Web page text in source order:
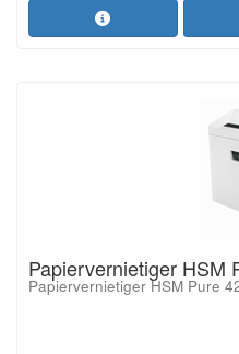
Papiervernietiger HSM
Papiervernietiger HSM Pure